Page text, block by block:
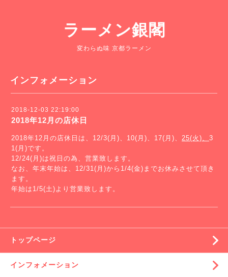
ラーメン銀閣
変わらぬ味 京都ラーメン
インフォメーション
2018-12-03 22:19:00
2018年12月の店休日
2018年12月の店休日は、12/3(月)、10(月)、17(月)、 25(火)、 3
1(月)です。
12/24(月)は祝日の為、営業致します。
なお、年末年始は、12/31(月)から1/4(金)までお休みさせて頂き
ます。
年始は1/5(土)より営業致します。
トップページ
インフォメーション